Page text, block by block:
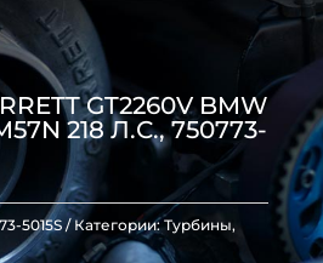
GT2260V BMW
218 Л.С., 750773-
5015S Категории:Турбины,